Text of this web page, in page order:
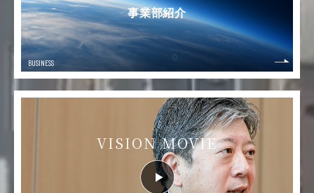
事業部紹介
BUSINESS
VISION MOVIE